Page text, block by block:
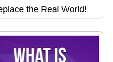
the Real World!